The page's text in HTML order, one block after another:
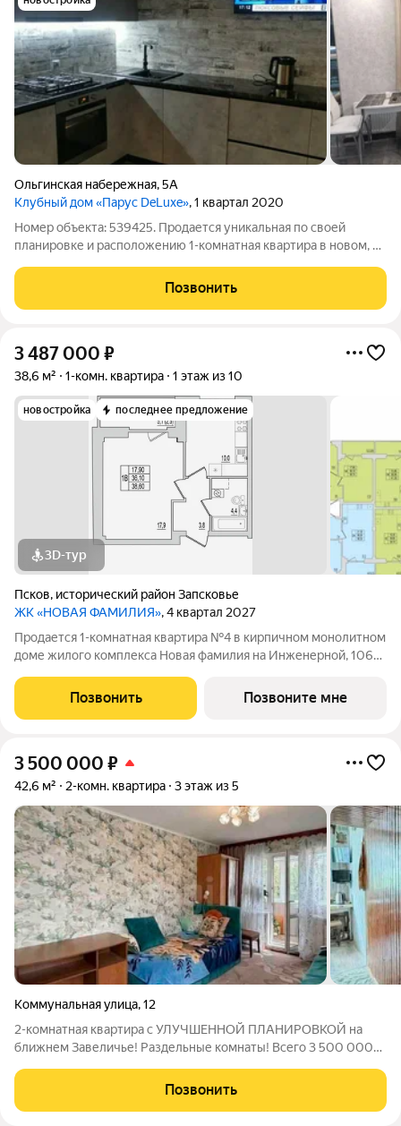
Ольгинская набережная,5А
Клубный дом «Парус DeLuxe», 1 квартал 2020
Номер объекта: 539425. Продается уникальная по своей
планировке и расположению 1-комнатная квартира в новом, не
наб. 5а. Общая пл. 42 кв.м., кухня 10.8 кв.м., комната 17.6 кв.м, с/
у раздельный,
Позвонить
3 487 000 ₽
38,6 м² 1-комн. квартира 1 этаж из 10
новостройка последнее предложение
3D-тур
Псков, исторический район Запсковье
ЖК «НОВАЯ ФАМИЛИЯ», 4 квартал 2027
Продается 1-комнатная квартира №4 в кирпичном монолитном
доме жилого комплекса Новая фамилия на Инженерной, 106А.
выгодны. Это хороший момент, чтобы выбрать квартиру в
новом доме по наиболее
Позвонить Позвоните мне
3 500 000 ₽
42,6 м² 2-комн. квартира 3 этаж из 5
Коммунальная улица,12
2-комнатная квартира с УЛУЧШЕННОЙ ПЛАНИРОВКОЙ на
ближнем Завеличье! Раздельные комнаты! Всего 3 500 000
комнатами, обратите внимание именно на этот вариант.
Раздельные комнаты в квартире
Позвонить